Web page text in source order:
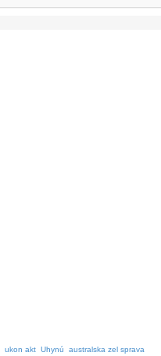
ukon akt Uhynú australska zel sprava